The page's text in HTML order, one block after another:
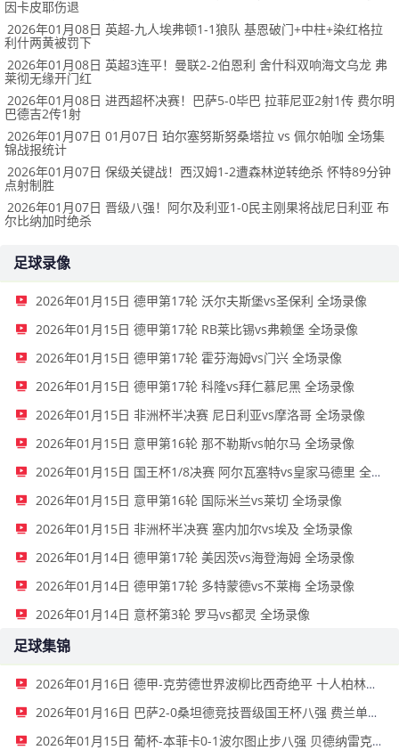
因卡皮耶伤退
2026年01月08日 英超-九人埃弗顿1-1狼队 基恩破门+中柱+染红格拉
利什两黄被罚下
2026年01月08日 英超3连平！曼联2-2伯恩利 舍什科双响海文乌龙 弗
莱彻无缘开门红
2026年01月08日 进西超杯决赛！巴萨5-0毕巴 拉菲尼亚2射1传 费尔明
巴德吉2传1射
2026年01月07日 01月07日 珀尔塞努斯努桑塔拉 vs 佩尔帕咖 全场集
锦战报统计
2026年01月07日 保级关键战！西汉姆1-2遭森林逆转绝杀 怀特89分钟
点射制胜
2026年01月07日 晋级八强！阿尔及利亚1-0民主刚果将战尼日利亚 布
尔比纳加时绝杀
足球录像
2026年01月15日 德甲第17轮 沃尔夫斯堡vs圣保利 全场录像
2026年01月15日 德甲第17轮 RB莱比锡vs弗赖堡 全场录像
2026年01月15日 德甲第17轮 霍芬海姆vs门兴 全场录像
2026年01月15日 德甲第17轮 科隆vs拜仁慕尼黑 全场录像
2026年01月15日 非洲杯半决赛 尼日利亚vs摩洛哥 全场录像
2026年01月15日 意甲第16轮 那不勒斯vs帕尔马 全场录像
2026年01月15日 国王杯1/8决赛 阿尔瓦塞特vs皇家马德里 全场录像
2026年01月15日 意甲第16轮 国际米兰vs莱切 全场录像
2026年01月15日 非洲杯半决赛 塞内加尔vs埃及 全场录像
2026年01月14日 德甲第17轮 美因茨vs海登海姆 全场录像
2026年01月14日 德甲第17轮 多特蒙德vs不莱梅 全场录像
2026年01月14日 意杯第3轮 罗马vs都灵 全场录像
足球集锦
2026年01月16日 德甲-克劳德世界波柳比西奇绝平 十人柏林联合1-1奥格斯堡
2026年01月16日 巴萨2-0桑坦德竞技晋级国王杯八强 费兰单刀球破门亚马尔建功
2026年01月15日 葡杯-本菲卡0-1波尔图止步八强 贝德纳雷克制胜帕夫利季斯失良机